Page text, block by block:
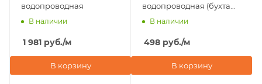
водопроводная
В наличии
1 981 руб./м
В корзину
водопроводная (бухта
50 м)
В наличии
498 руб./м
В корзину